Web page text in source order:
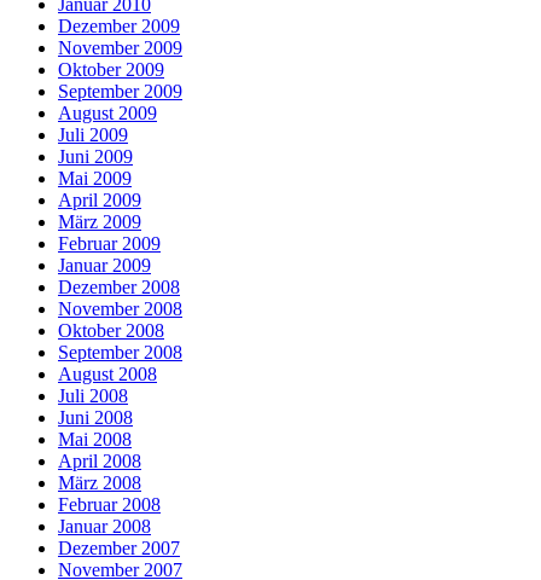
Januar 2010
Dezember 2009
November 2009
Oktober 2009
September 2009
August 2009
Juli 2009
Juni 2009
Mai 2009
April 2009
März 2009
Februar 2009
Januar 2009
Dezember 2008
November 2008
Oktober 2008
September 2008
August 2008
Juli 2008
Juni 2008
Mai 2008
April 2008
März 2008
Februar 2008
Januar 2008
Dezember 2007
November 2007